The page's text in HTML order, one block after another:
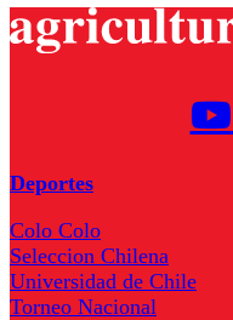
Deportes
Colo Colo
Seleccion Chilena
Universidad de Chile
Torneo Nacional